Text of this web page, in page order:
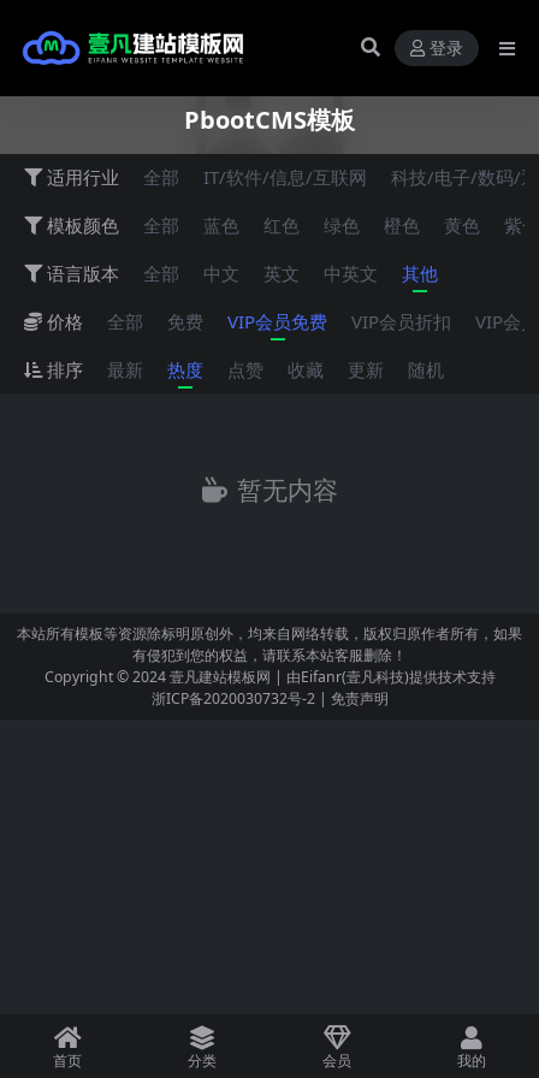
登录
PbootCMS模板
适用行业 全部 IT/软件/信息/互联网
科技/电子/数码/
模板颜色
全部 蓝色 红色 绿色 橙色 黄色
紫色
语言版本
全部 中文 英文 中英文
其他
价格
全部 免费 VIP会员免费 VIP会员折扣
VIP会
排序
最新 热度 点赞 收藏 更新 随机
暂无内容
本站所有模板等资源除标明原创外，均来自网络转载，版权归原作者所有，如果
有侵犯到您的权益，请联系本站客服删除！
Copyright © 2024壹凡建站模板网 | 由Eifanr(壹凡科技)提供技术支持
浙ICP备2020030732号-2| 免责声明
首页 分类 会员 我的